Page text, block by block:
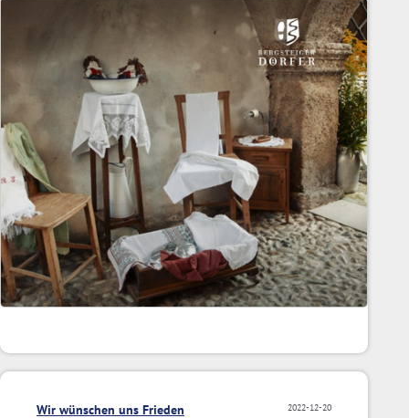
2022-12-20
Wir wünschen uns Frieden